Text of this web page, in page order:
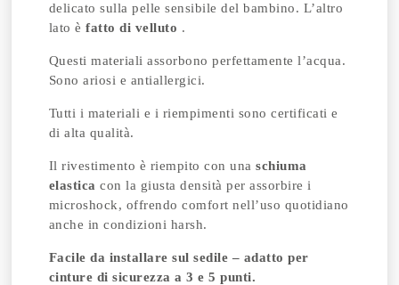
delicato sulla pelle sensibile del bambino. L’altro
lato èfatto di velluto .
Questi materiali assorbono perfettamente l’acqua.
Sono ariosi e antiallergici.
Tutti i materiali e i riempimenti sono certificati e
di alta qualità.
Il rivestimento è riempito con unaschiuma
elasticacon la giusta densità per assorbire i
microshock, offrendo comfort nell’uso quotidiano
anche in condizioni harsh.
Facile da installare sul sedile – adatto per
cinture di sicurezza a 3 e 5 punti.